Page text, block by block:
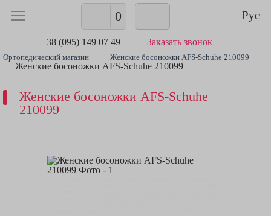
0 Рус
+38 (095) 149 07 49 Заказать звонок
Ортопедический магазин Женские босоножки AFS-Schuhe 210099
Женские босоножки AFS-Schuhe 210099
Женские босоножки AFS-Schuhe
210099